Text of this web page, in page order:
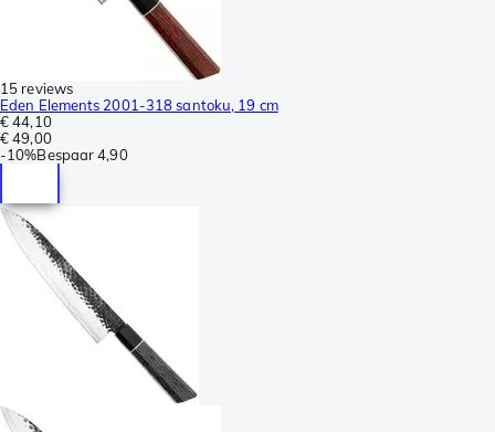
15 reviews
Eden Elements 2001-318 santoku, 19 cm
€ 44,10
€ 49,00
-10%Bespaar 4,90